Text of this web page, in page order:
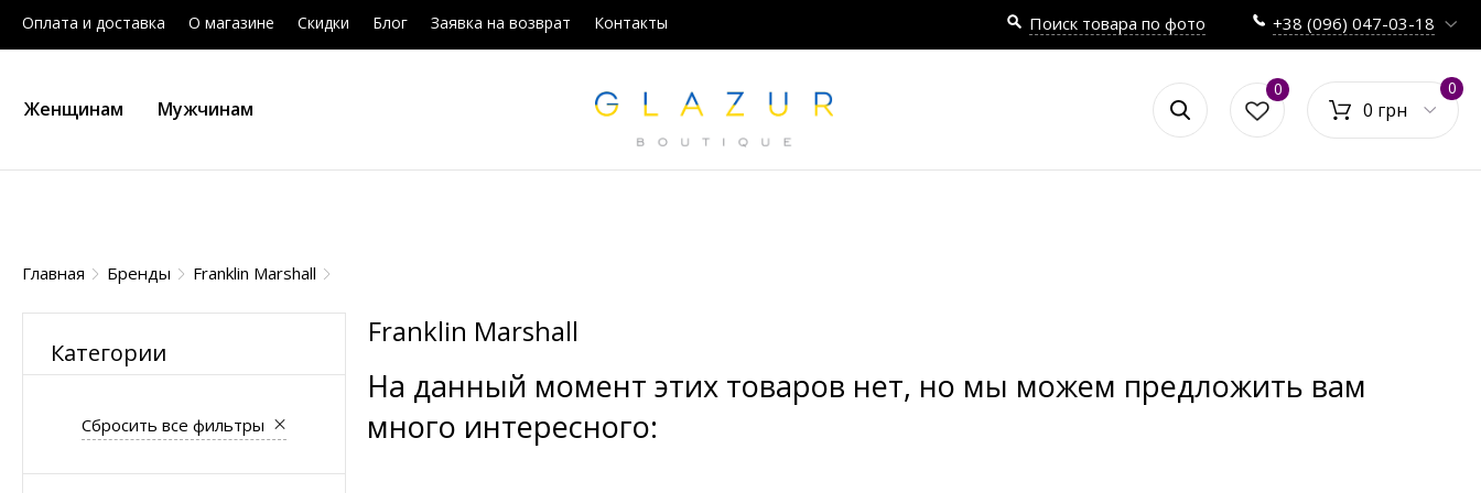
Оплата и доставка О магазине Скидки Блог Заявка на возврат Контакты Поиск товара по фото +38 (096) 047-03-18
Женщинам Мужчинам
0
0 грн
0
Главная Бренды Franklin Marshall
Категории
Сбросить все фильтры
Franklin Marshall
На данный момент этих товаров нет, но мы можем предложить вам
много интересного: